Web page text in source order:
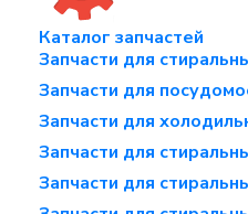
Каталог запчастей
Запчасти для
Запчасти для
Запчасти для
Запчасти для
Запчасти для